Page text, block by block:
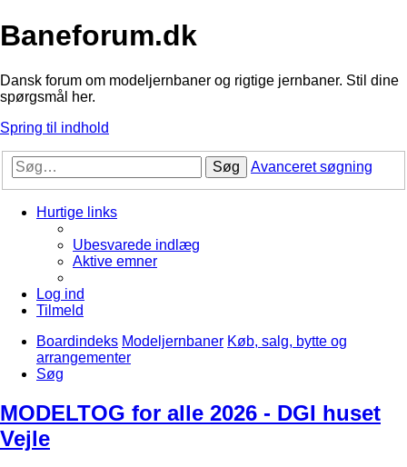
Baneforum.dk
Dansk forum om modeljernbaner og rigtige jernbaner. Stil dine
spørgsmål her.
Spring til indhold
Søg Avanceret søgning
Hurtige links
Ubesvarede indlæg
Aktive emner
Log ind
Tilmeld
Boardindeks Modeljernbaner Køb, salg, bytte og
arrangementer
Søg
MODELTOG for alle 2026 - DGI huset
Vejle